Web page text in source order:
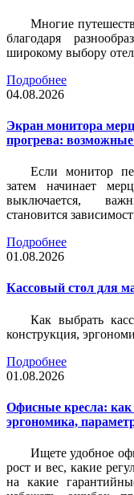
Многие
благодаря
широкому выбору
Подробнее
04.08.2026
Экран монитора
прогрева:
Если монитор
затем начинает
выключается,
становится
Подробнее
01.08.2026
Кассовый стол для
Как выбрать
конструкция,
Подробнее
01.08.2026
Офисные кресла:
эргономика,
Ищете удобное
рост и вес, какие
на какие